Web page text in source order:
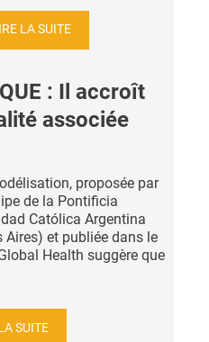
LA SUITE
: Il accroît
associée
proposée par
de la Pontificia
Católica Argentina
Aires) et publiée dans le
Health suggère que
SUITE